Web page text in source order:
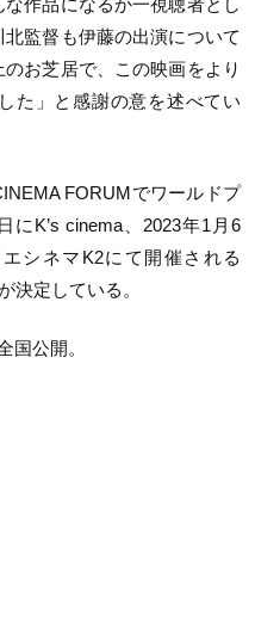
な作品になるか一視聴者とし
北監督も伊藤の出演について
お芝居で、
この映画をより
た」と感謝の意を述べてい
FORUMでワールドプ
にK’s cinema、2023年1月6
シネマK2にて開催される
決定している。
国公開。